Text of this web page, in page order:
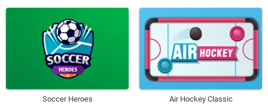
Soccer Heroes Air Hockey Classic